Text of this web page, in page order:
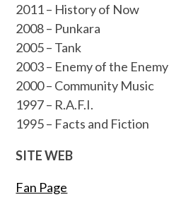
2011 – History of Now
2008 – Punkara
2005 – Tank
2003 – Enemy of the Enemy
2000 – Community Music
1997 – R.A.F.I.
1995 – Facts and Fiction
SITE WEB
Fan Page